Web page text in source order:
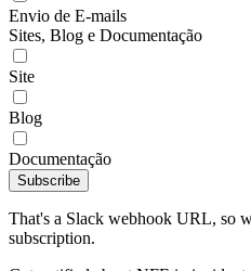
Envio de E-mails
Sites, Blog e Documentação
Site
Blog
Documentação
Subscribe
That's a Slack webhook URL, so
subscription.